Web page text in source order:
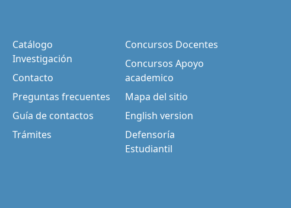
Catálogo
Investigación
Contacto
Preguntas frecuentes
Guía de contactos
Trámites
Concursos Docentes
Concursos Apoyo
academico
Mapa del sitio
English version
Defensoría
Estudiantil